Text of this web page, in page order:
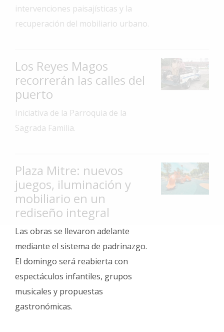
Interés
General
Deportes
Arte
y
Espectáculos
Policiales
Fotos
de
Familia
Clasificados
Fúnebres
intervenciones paisajísticas y la
recuperación del mobiliario urbano.
Los Reyes Magos
recorrerán las calles del
puerto
Iniciativa de la Parroquia de la
Sagrada Familia.
Plaza Mitre: nuevos
juegos, iluminación y
mobiliario en un
rediseño integral
Las obras se llevaron adelante
mediante el sistema de padrinazgo.
El domingo será reabierta con
espectáculos infantiles, grupos
musicales y propuestas
gastronómicas.